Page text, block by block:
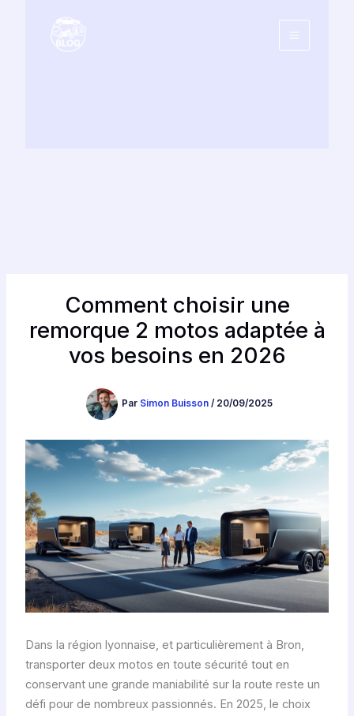
Comment choisir une
remorque 2 motos adaptée à
vos besoins en 2026
Par Simon Buisson / 20/09/2025
Dans la région lyonnaise, et particulièrement à Bron,
transporter deux motos en toute sécurité tout en
conservant une grande maniabilité sur la route reste un
défi pour de nombreux passionnés. En 2025, le choix